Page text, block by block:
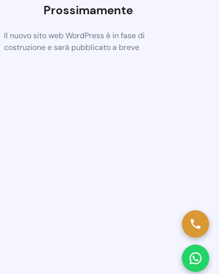
Prossimamente
Il nuovo sito web WordPress è in fase di
costruzione e sarà pubblicato a breve